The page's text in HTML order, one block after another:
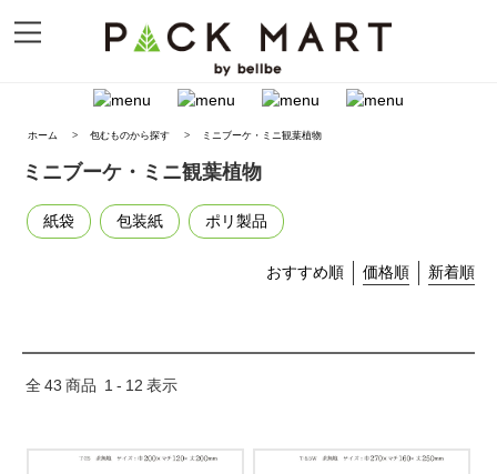
ホーム > 包むものから探す > ミニブーケ・ミニ観葉植物
ミニブーケ・ミニ観葉植物
紙袋 包装紙 ポリ製品
おすすめ順 価格順 新着順
全43 商品 1 - 12 表示